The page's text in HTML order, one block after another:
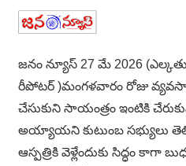
జనం న్యూస్ 27 మే 2026
రీపోటర్ )మంగళవారం రోజు
చేసుకుని సాయంత్రం ఇంటికి
అయ్యాయని కుటుంబ సభ్యులు
ఆస్పత్రికి వెళ్లేందుకు సిద్ధం కాగా